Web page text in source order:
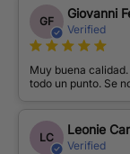
GF
Giovanni
Verified
Muy buena
todo un punto. Se
LC
Leonie
Verified